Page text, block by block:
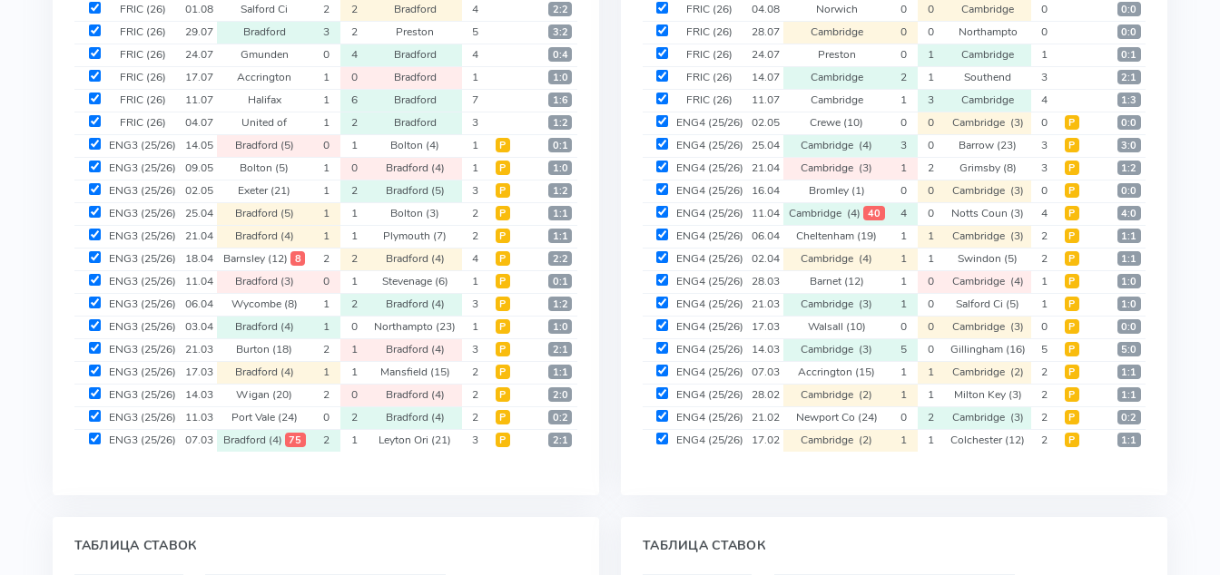
FRIC (26) 01.08 Salford Ci 2 2 Bradford 4 2:2
FRIC (26) 29.07 Bradford 3 2 Preston 5 3:2
FRIC (26) 24.07 Gmunden 0 4 Bradford 4 0:4
FRIC (26) 17.07 Accrington 1 0 Bradford 1 1:0
FRIC (26) 11.07 Halifax 1 6 Bradford 7 1:6
FRIC (26) 04.07 United of 1 2 Bradford 3 1:2
ENG3 (25/26) 14.05 Bradford (5) 0 1 Bolton (4) 1 Р 0:1
ENG3 (25/26) 09.05 Bolton (5) 1 0 Bradford (4) 1 Р 1:0
ENG3 (25/26) 02.05 Exeter(21) 1 2 Bradford (5) 3 Р 1:2
ENG3 (25/26) 25.04 Bradford (5) 1 1 Bolton (3) 2 Р 1:1
ENG3 (25/26) 21.04 Bradford (4) 1 1 Plymouth (7) 2 Р 1:1
ENG3 (25/26) 18.04 Barnsley (12) 8 2 2 Bradford (4) 4 Р 2:2
ENG3 (25/26) 11.04 Bradford (3) 0 1 Stevenage (6) 1 Р 0:1
ENG3 (25/26) 06.04 Wycombe (8) 1 2 Bradford (4) 3 Р 1:2
ENG3 (25/26) 03.04 Bradford (4) 1 0 Northampto (23) 1 Р 1:0
ENG3 (25/26) 21.03 Burton (18) 2 1 Bradford (4) 3 Р 2:1
ENG3 (25/26) 17.03 Bradford (4) 1 1 Mansfield (15) 2 Р 1:1
ENG3 (25/26) 14.03 Wigan (20) 2 0 Bradford (4) 2 Р 2:0
ENG3 (25/26) 11.03 Port Vale (24) 0 2 Bradford (4) 2 Р 0:2
ENG3 (25/26) 07.03 Bradford (4) 75 2 1 Leyton Ori (21) 3 Р 2:1
ТАБЛИЦА СТАВОК
FRIC (26) 04.08 Norwich 0 0 Cambridge 0 0:0
FRIC (26) 28.07 Cambridge 0 0 Northampto 0 0:0
FRIC (26) 24.07 Preston 0 1 Cambridge 1 0:1
FRIC (26) 14.07 Cambridge 2 1 Southend 3 2:1
FRIC (26) 11.07 Cambridge 1 3 Cambridge 4 1:3
ENG4 (25/26) 02.05 Crewe (10) 0 0 Cambridge (3) 0 Р 0:0
ENG4 (25/26) 25.04 Cambridge (4) 3 0 Barrow (23) 3 Р 3:0
ENG4 (25/26) 21.04 Cambridge (3) 1 2 Grimsby (8) 3 Р 1:2
ENG4 (25/26) 16.04 Bromley (1) 0 0 Cambridge (3) 0 Р 0:0
ENG4 (25/26) 11.04 Cambridge (4) 40 4 0 Notts Coun (3) 4 Р 4:0
ENG4 (25/26) 06.04 Cheltenham (19) 1 1 Cambridge (3) 2 Р 1:1
ENG4 (25/26) 02.04 Cambridge (4) 1 1 Swindon (5) 2 Р 1:1
ENG4 (25/26) 28.03 Barnet (12) 1 0 Cambridge (4) 1 Р 1:0
ENG4 (25/26) 21.03 Cambridge (3) 1 0 Salford Ci (5) 1 Р 1:0
ENG4 (25/26) 17.03 Walsall (10) 0 0 Cambridge (3) 0 Р 0:0
ENG4 (25/26) 14.03 Cambridge (3) 5 0 Gillingham (16) 5 Р 5:0
ENG4 (25/26) 07.03 Accrington (15) 1 1 Cambridge (2) 2 Р 1:1
ENG4 (25/26) 28.02 Cambridge (2) 1 1 Milton Key (3) 2 Р 1:1
ENG4 (25/26) 21.02 Newport Co (24) 0 2 Cambridge (3) 2 Р 0:2
ENG4 (25/26) 17.02 Cambridge (2) 1 1 Colchester(12) 2 Р 1:1
ТАБЛИЦА СТАВОК